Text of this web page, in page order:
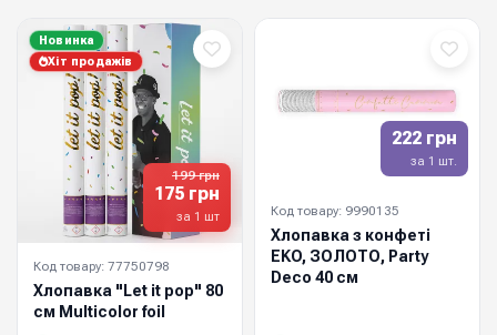
199 грн
175 грн
за 1 шт
Новинка
Хіт продажів
Код товару: 77750798
Хлопавка "Let it pop" 80
см Multicolor foil
222 грн
за 1 шт.
Код товару: 9990135
Хлопавка з конфеті
EKO, ЗОЛОТО, Party
Deco 40 см